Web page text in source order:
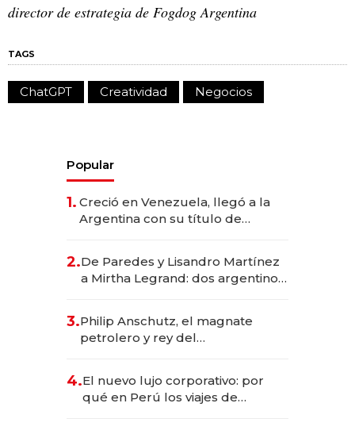
director de estrategia de Fogdog Argentina
TAGS
ChatGPT Creatividad Negocios
Popular
1. Creció en Venezuela, llegó a la
Argentina con su título de
las marcas "fast premium"
2.De Paredes y Lisandro Martínez
a Mirtha Legrand: dos argentinos
3.Philip Anschutz, el magnate
petrolero y rey del
Fénix
4.El nuevo lujo corporativo: por
qué en Perú los viajes de